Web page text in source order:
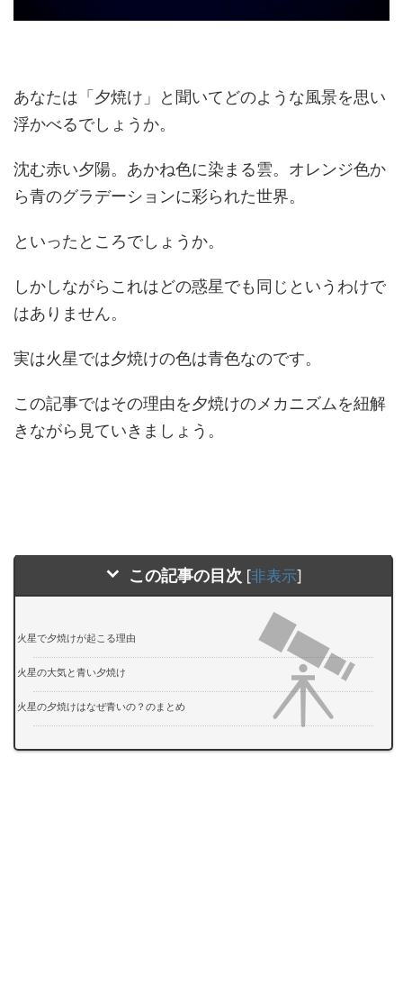
あなたは「夕焼け」と聞いてどのような風景を思い
浮かべるでしょうか。
沈む赤い夕陽。あかね色に染まる雲。オレンジ色か
ら青のグラデーションに彩られた世界。
といったところでしょうか。
しかしながらこれはどの惑星でも同じというわけで
はありません。
実は火星では夕焼けの色は青色なのです。
この記事ではその理由を夕焼けのメカニズムを紐解
きながら見ていきましょう。
この記事の目次 [非表示]
火星で夕焼けが起こる理由
火星の大気と青い夕焼け
火星の夕焼けはなぜ青いの？のまとめ